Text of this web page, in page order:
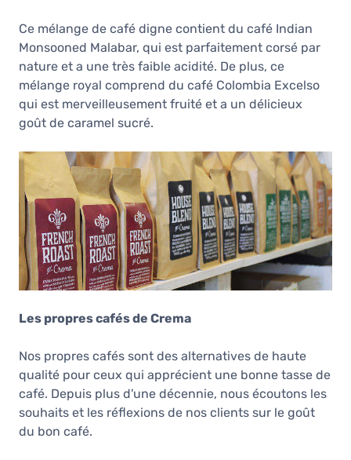
Ce mélange de café digne contient du café Indian
Monsooned Malabar, qui est parfaitement corsé par
nature et a une très faible acidité. De plus, ce
mélange royal comprend du café Colombia Excelso
qui est merveilleusement fruité et a un délicieux
goût de caramel sucré.
Les propres cafés de Crema
Nos propres cafés sont des alternatives de haute
qualité pour ceux qui apprécient une bonne tasse de
café. Depuis plus d'une décennie, nous écoutons les
souhaits et les réflexions de nos clients sur le goût
du bon café.